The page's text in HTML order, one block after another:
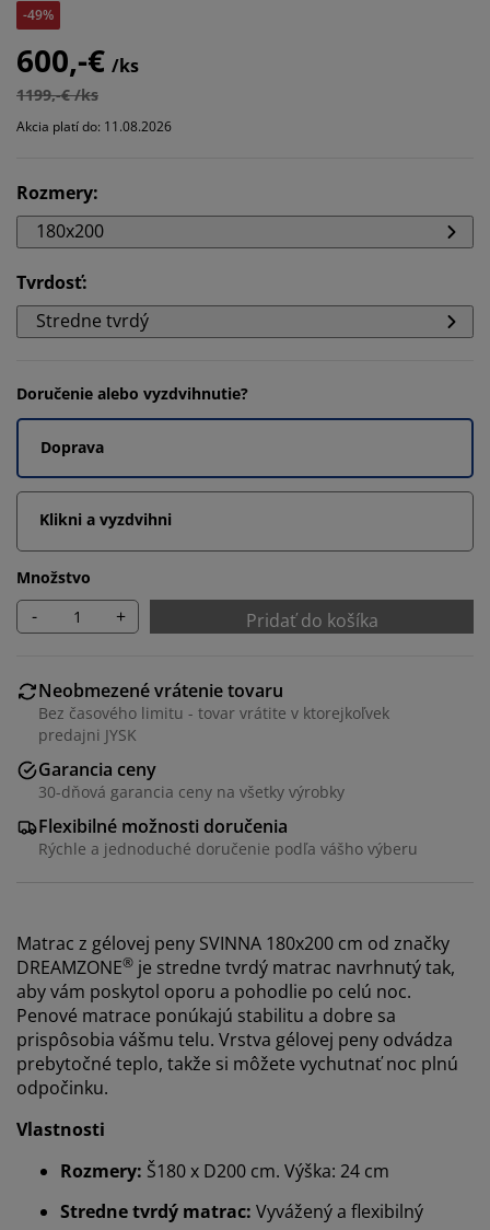
-49%
600,-€ /ks
1199,-€ /ks
Akcia platí do: 11.08.2026
Rozmery:
180x200
Tvrdosť:
Stredne tvrdý
Doručenie alebo vyzdvihnutie?
Doprava
Klikni a vyzdvihni
Množstvo
- + Pridať do košíka
Neobmezené vrátenie tovaru
Bez časového limitu - tovar vrátite v ktorejkoľvek
predajni JYSK
Garancia ceny
30-dňová garancia ceny na všetky výrobky
Flexibilné možnosti doručenia
Rýchle a jednoduché doručenie podľa vášho výberu
Matrac z gélovej peny SVINNA 180x200 cm od značky
DREAMZONE® je stredne tvrdý matrac navrhnutý tak,
aby vám poskytol oporu a pohodlie po celú noc.
Penové matrace ponúkajú stabilitu a dobre sa
prispôsobia vášmu telu. Vrstva gélovej peny odvádza
prebytočné teplo, takže si môžete vychutnať noc plnú
odpočinku.
Vlastnosti
Rozmery: Š180 x D200 cm. Výška: 24 cm
Stredne tvrdý matrac: Vyvážený a flexibilný